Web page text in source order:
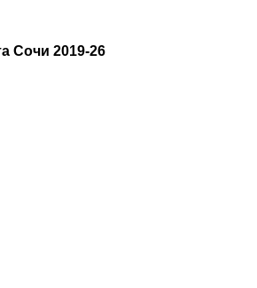
Сочи 2019-26